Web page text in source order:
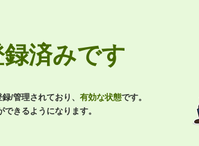
済みです
録/管理されており、 有効な状態です。
きるようになります。